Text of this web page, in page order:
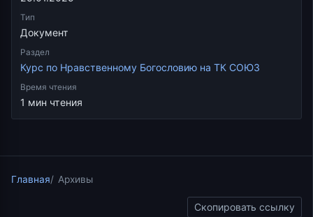
Тип
Документ
Раздел
Курс по Нравственному Богословию на ТК СОЮЗ
Время чтения
1 мин чтения
Главная Архивы
Скопировать ссылку